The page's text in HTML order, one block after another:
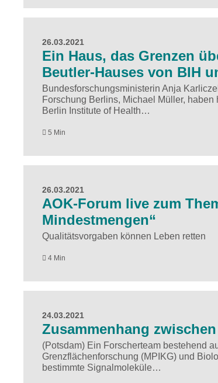
26.03.2021
Ein Haus, das Grenzen
Beutler-Hauses von BIH
Bundesforschungsministerin Anja
Forschung Berlins, Michael Müller,
Berlin Institute of Health…
5 Min
26.03.2021
AOK-Forum live zum
Mindestmengen“
Qualitätsvorgaben können Leben retten
4 Min
24.03.2021
Zusammenhang
(Potsdam) Ein Forscherteam bestehend
Grenzflächenforschung (MPIKG) und
bestimmte Signalmoleküle…